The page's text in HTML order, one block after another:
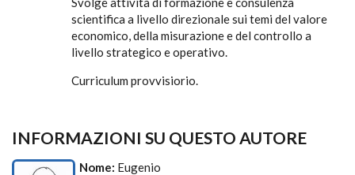
scientifica a livello direzionale sui temi del valore
economico, della misurazione e del controllo a
livello strategico e operativo.
Curriculum provvisiorio.
INFORMAZIONI SU QUESTO AUTORE
Nome: Eugenio